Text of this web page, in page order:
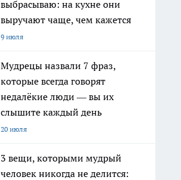
выбрасываю: на кухне они
выручают чаще, чем кажется
9 июля
Мудрецы назвали 7 фраз,
которые всегда говорят
недалёкие люди — вы их
слышите каждый день
20 июля
3 вещи, которыми мудрый
человек никогда не делится: